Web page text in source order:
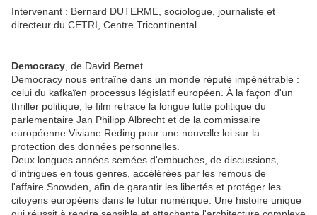
Intervenant : Bernard DUTERME, sociologue, journaliste et
directeur du CETRI, Centre Tricontinental
Democracy , de David Bernet
Democracy nous entraîne dans un monde réputé impénétrable :
celui du kafkaïen processus législatif européen. À la façon d'un
thriller politique, le film retrace la longue lutte politique du
parlementaire Jan Philipp Albrecht et de la commissaire
européenne Viviane Reding pour une nouvelle loi sur la
protection des données personnelles.
Deux longues années semées d'embuches, de discussions,
d'intrigues en tous genres, accélérées par les remous de
l'affaire Snowden, afin de garantir les libertés et protéger les
citoyens européens dans le futur numérique. Une histoire unique